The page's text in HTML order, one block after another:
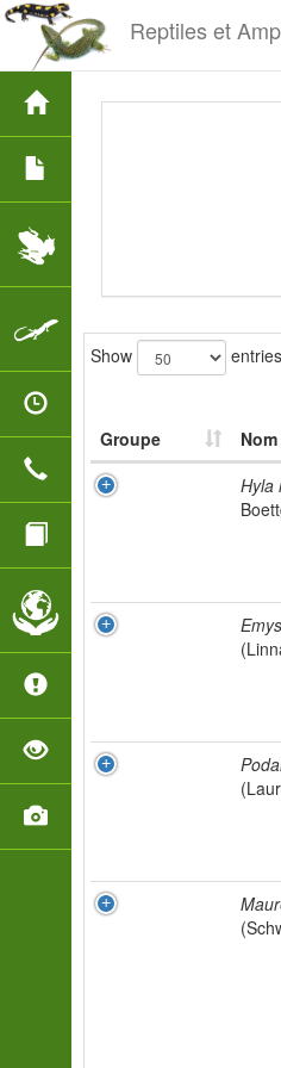
Reptiles et
Show entries
Groupe
Hyla